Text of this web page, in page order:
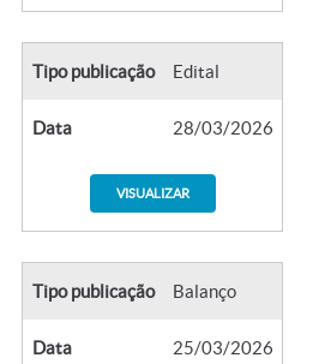
Tipo publicação Edital
Data 28/03/2026
VISUALIZAR
Tipo publicação Balanço
Data 25/03/2026